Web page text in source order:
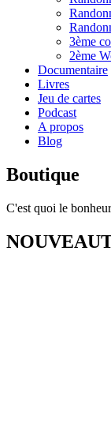
3ème
2ème
Documentaire
Livres
Jeu de cartes
Podcast
A propos
Blog
Boutique
C'est quoi le